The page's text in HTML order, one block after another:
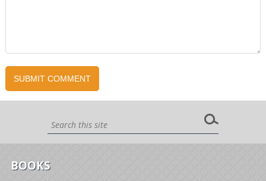
BOOKS